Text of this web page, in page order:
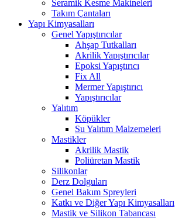
Seramik Kesme Makineleri
Takım Çantaları
Yapı Kimyasalları
Genel Yapıştırıcılar
Ahşap Tutkalları
Akrilik Yapıştırıcılar
Epoksi Yapıştırıcı
Fix All
Mermer Yapıştırıcı
Yapıştırıcılar
Yalıtım
Köpükler
Su Yalıtım Malzemeleri
Mastikler
Akrilik Mastik
Poliüretan Mastik
Silikonlar
Derz Dolguları
Genel Bakım Spreyleri
Katkı ve Diğer Yapı Kimyasalları
Mastik ve Silikon Tabancası